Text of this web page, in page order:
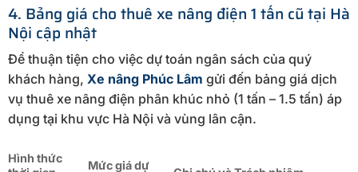
4. Bảng giá cho thuê xe nâng điện 1 tấn cũ tại Hà
Nội cập nhật
Để thuận tiện cho việc dự toán ngân sách của quý
khách hàng, Xe nâng Phúc Lâm gửi đến bảng giá dịch
vụ thuê xe nâng điện phân khúc nhỏ (1 tấn – 1.5 tấn) áp
dụng tại khu vực Hà Nội và vùng lân cận.
Hình thức
Mức giá dự